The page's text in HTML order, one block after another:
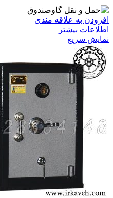
افزودن به علاقه مندی
اطلاعات بیشتر
نمایش سریع